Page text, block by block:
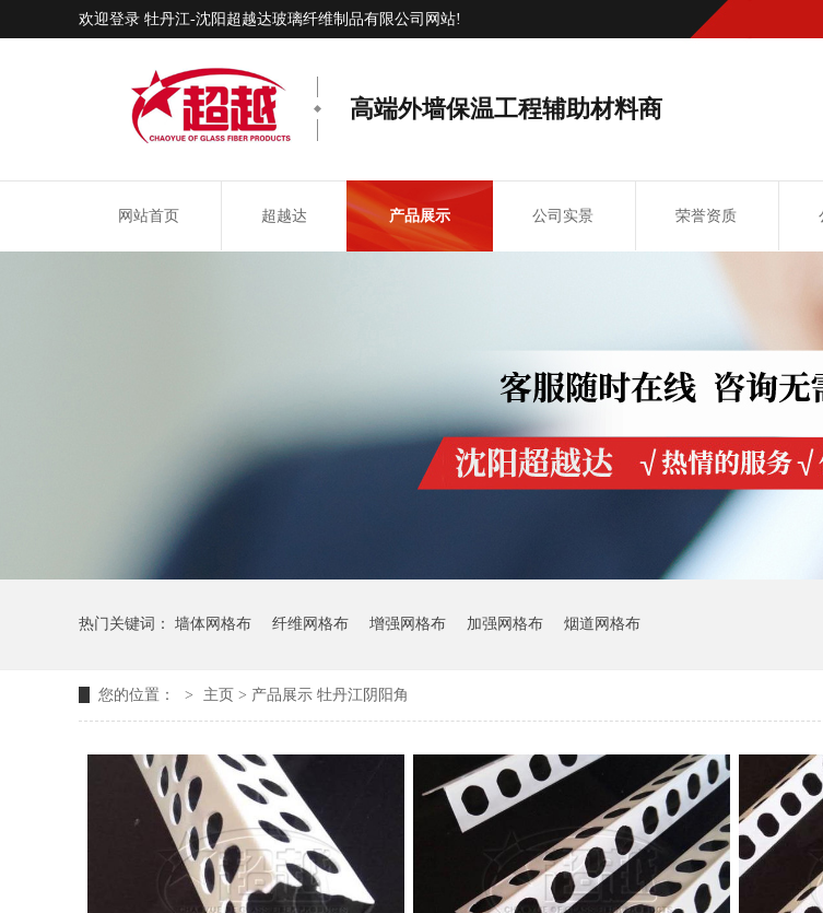
欢迎登录 牡丹江-沈阳超越达玻璃纤维制品有限公司网站!
高端外墙保温工程辅助材料商
网站首页 超越达 产品展示 公司实景 荣誉资质
热门关键词： 墙体网格布 纤维网格布 增强网格布 加强网格布 烟道网格布
您的位置： > 主页 > 产品展示 牡丹江阴阳角